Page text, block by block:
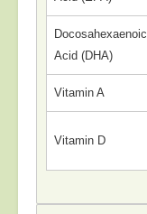
Docosahexaenoic
Acid (DHA)
Vitamin A
Vitamin D